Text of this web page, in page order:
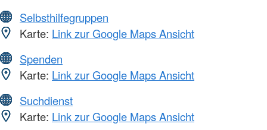
Selbsthilfegruppen
Karte: Link zur Google Maps Ansicht
Spenden
Karte: Link zur Google Maps Ansicht
Suchdienst
Karte: Link zur Google Maps Ansicht